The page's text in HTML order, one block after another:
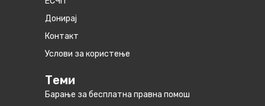
Донирај
Контакт
Услови за користење
Теми
Барање за бесплатна правна помош